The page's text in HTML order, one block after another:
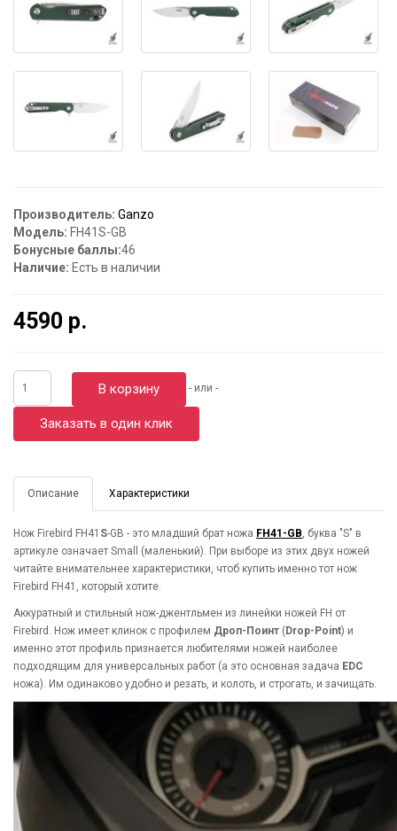
Производитель: Ganzo
Модель: FH41S-GB
Бонусные баллы:46
Наличие: Есть в наличии
4590 р.
В корзину - или -
Заказать в один клик
Описание Характеристики
Нож Firebird FH41 S-GB - это младший брат ножа FH41-GB , буква "S" в
артикуле означает Small (маленький). При выборе из этих двух ножей
читайте внимательнее характеристики, чтоб купить именно тот нож
Firebird FH41, который хотите.
Аккуратный и стильный нож-джентльмен из линейки ножей FH от
Firebird. Нож имеет клинок с профилем Дроп-Поинт (Drop-Point) и
именно этот профиль признается любителями ножей наиболее
подходящим для универсальных работ (а это основная задача EDC
ножа). Им одинаково удобно и резать, и колоть, и строгать, и зачищать.